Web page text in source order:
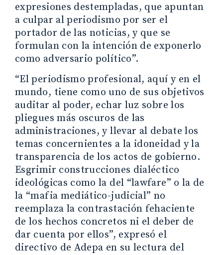
expresiones destempladas, que apuntan
a culpar al periodismo por ser el
portador de las noticias, y que se
formulan con la intención de exponerlo
como adversario político”.
“El periodismo profesional, aquí y en el
mundo, tiene como uno de sus objetivos
auditar al poder, echar luz sobre los
pliegues más oscuros de las
administraciones, y llevar al debate los
temas concernientes a la idoneidad y la
transparencia de los actos de gobierno.
Esgrimir construcciones dialéctico
ideológicas como la del “lawfare” o la de
la “mafia mediático-judicial” no
reemplaza la contrastación fehaciente
de los hechos concretos ni el deber de
dar cuenta por ellos”, expresó el
directivo de Adepa en su lectura del